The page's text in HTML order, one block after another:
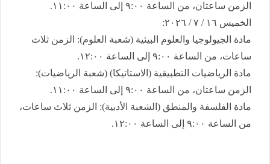
الزمن ساعتان، من الساعة ٩:٠٠ إلى الساعة ١١:٠٠.
​الخميس ١٦ / ٧ / ٢٠٢٦:
​مادة الجيولوجيا والعلوم البيئية (شعبة العلوم): الزمن ثلاث
ساعات، من الساعة ٩:٠٠ إلى الساعة ١٢:٠٠.
​مادة الرياضيات التطبيقية (الاستاتيكا) (شعبة الرياضيات):
الزمن ساعتان، من الساعة ٩:٠٠ إلى الساعة ١١:٠٠.
​مادة الفلسفة والمنطق (الشعبة الأدبية): الزمن ثلاث ساعات،
من الساعة ٩:٠٠ إلى الساعة ١٢:٠٠.